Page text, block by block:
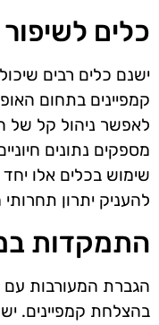
כלים
ישנם כלים רבים
קמפיינים בתחום
לאפשר ניהול קל של
מספקים נתונים
שימוש בכלים אלו
להעניק יתרון
התמקדות
הגברת המעורבות עם
בהצלחת קמפיינים.